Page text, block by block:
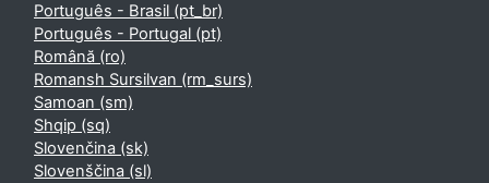
Português - Brasil ‎(pt_br)‎
Português - Portugal ‎(pt)‎
Română ‎(ro)‎
Romansh Sursilvan ‎(rm_surs)‎
Samoan ‎(sm)‎
Shqip ‎(sq)‎
Slovenčina ‎(sk)‎
Slovenščina ‎(sl)‎